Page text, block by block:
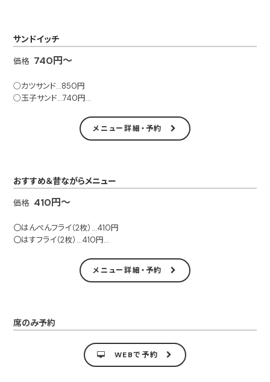
サンドイッチ
価格 740円～
○カツサンド…850円
○玉子サンド…740円
メニュー詳細・予約
おすすめ＆昔ながらメニュー
価格 410円～
〇はんぺんフライ（2枚）…410円
〇はすフライ（2枚）…410円
〇焼きそば（ソース・塩）…850円
〇オム焼きそば…960円
メニュー詳細・予約
席のみ予約
WEBで予約